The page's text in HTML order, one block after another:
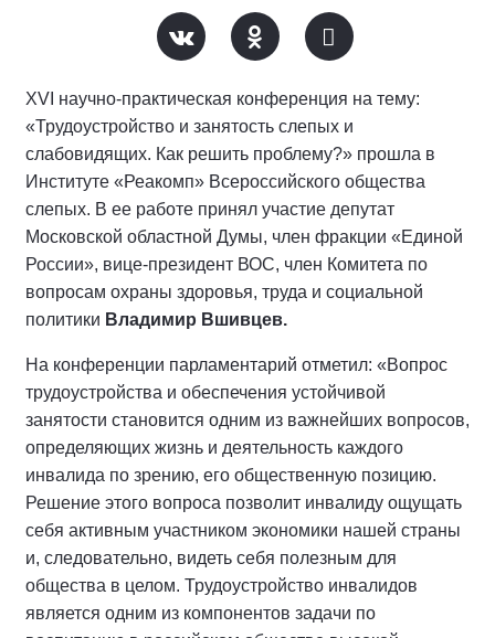
XVI научно-практическая конференция на тему:
«Трудоустройство и занятость слепых и
слабовидящих. Как решить проблему?» прошла в
Институте «Реакомп» Всероссийского общества
слепых. В ее работе принял участие депутат
Московской областной Думы, член фракции «Единой
России», вице-президент ВОС, член Комитета по
вопросам охраны здоровья, труда и социальной
политики Владимир Вшивцев.
На конференции парламентарий отметил: «Вопрос
трудоустройства и обеспечения устойчивой
занятости становится одним из важнейших вопросов,
определяющих жизнь и деятельность каждого
инвалида по зрению, его общественную позицию.
Решение этого вопроса позволит инвалиду ощущать
себя активным участником экономики нашей страны
и, следовательно, видеть себя полезным для
общества в целом. Трудоустройство инвалидов
является одним из компонентов задачи по